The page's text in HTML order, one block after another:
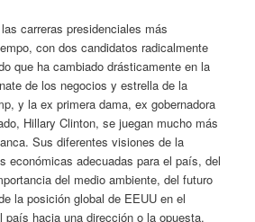
carreras presidenciales más
con dos candidatos radicalmente
que ha cambiado drásticamente en la
de los negocios y estrella de la
y la ex primera dama, ex gobernadora
Hillary Clinton, se juegan mucho más
Sus diferentes visiones de la
económicas adecuadas para el país, del
del medio ambiente, del futuro
la posición global de EEUU en el
país hacia una dirección o la opuesta.